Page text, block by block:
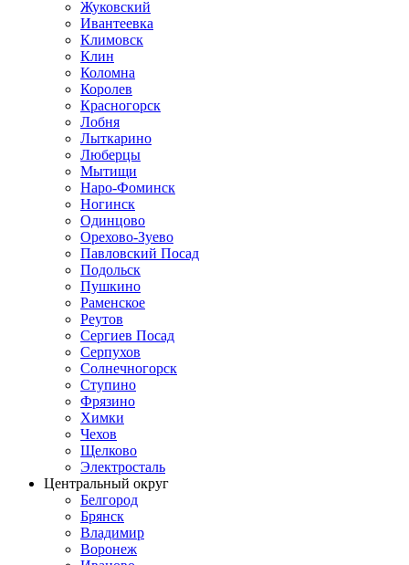
Жуковский
Ивантеевка
Климовск
Клин
Коломна
Королев
Красногорск
Лобня
Лыткарино
Люберцы
Мытищи
Наро-Фоминск
Ногинск
Одинцово
Орехово-Зуево
Павловский Посад
Подольск
Пушкино
Раменское
Реутов
Сергиев Посад
Серпухов
Солнечногорск
Ступино
Фрязино
Химки
Чехов
Щелково
Электросталь
Центральный округ
Белгород
Брянск
Владимир
Воронеж